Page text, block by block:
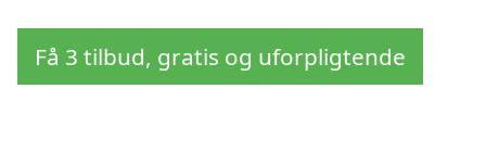
Få 3 tilbud, gratis og uforpligtende